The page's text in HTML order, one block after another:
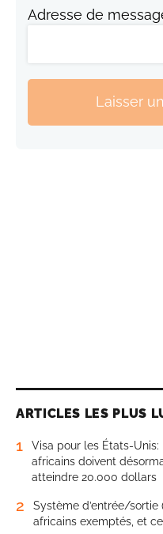
Adresse de
Laisser
ARTICLES LES PLUS
1
Visa pour les États-
africains doivent
atteindre 20.000 dollars
2
Système d’entrée/sortie
africains exemptés, et